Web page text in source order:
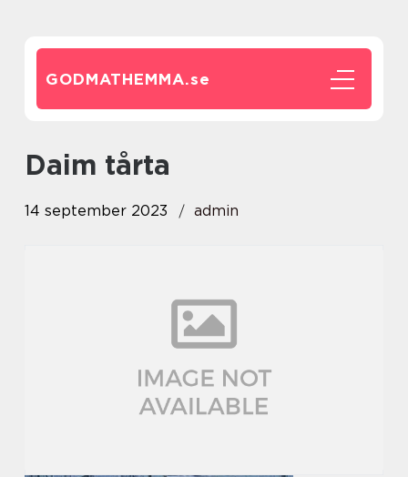
GODMATHEMMA.se
daim tårta
14 september 2023 admin